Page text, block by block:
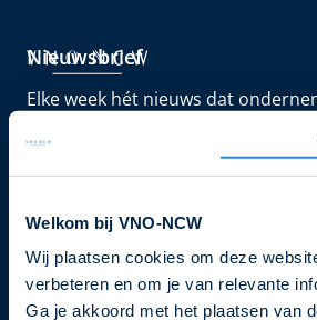
Welkom bij VNO-NCW
Wij plaatsen cookies om deze
verbeteren en om je van relevante
Ga je akkoord met het plaatsen van
Nieuwsbrief
Elke week hét nieuws dat
je nu in voor de VNO-NCW
Schrijf je in
Direct naar
Ons verhaal